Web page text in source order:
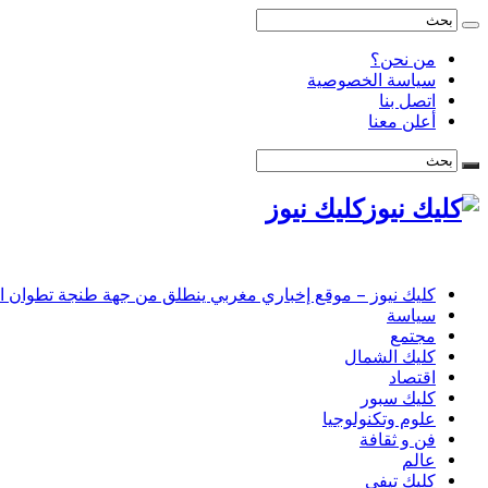
من نحن؟
سياسة الخصوصية
اتصل بنا
أعلن معنا
كليك نيوز
كليك نيوز – موقع إخباري مغربي ينطلق من جهة طنجة تطوان
سياسة
مجتمع
كليك الشمال
اقتصاد
كليك سبور
علوم وتكنولوجيا
فن و ثقافة
عالم
كليك تيفي